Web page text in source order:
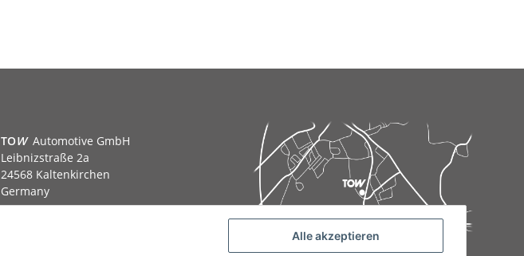
TOW Automotive GmbH
Leibnizstraße 2a
24568 Kaltenkirchen
Germany
Alle akzeptieren